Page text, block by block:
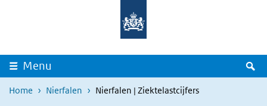
Overslaan en naar de inhoud gaan
Menu
Home Nierfalen Nierfalen | Ziektelastcijfers